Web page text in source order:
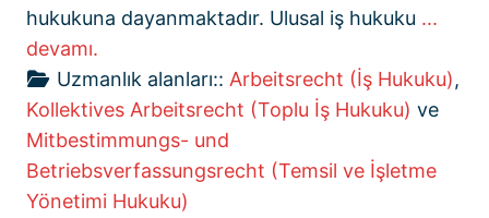
hukukuna dayanmaktadır. Ulusal iş hukuku ...
devamı.
Uzmanlık alanları:: Arbeitsrecht (İş Hukuku),
Kollektives Arbeitsrecht (Toplu İş Hukuku) ve
Mitbestimmungs- und
Betriebsverfassungsrecht (Temsil ve İşletme
Yönetimi Hukuku)